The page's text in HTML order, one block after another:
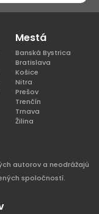
Mestá
Banská Bystrica
Bratislava
Košice
Nitra
Prešov
Trenčín
Trnava
Žilina
autorov a neodrážajú
spoločností.